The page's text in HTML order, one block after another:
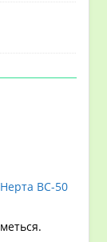
ВС-50